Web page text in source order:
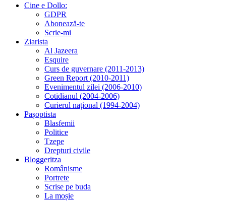
Cine e Dollo:
GDPR
Abonează-te
Scrie-mi
Ziarista
Al Jazeera
Esquire
Curs de guvernare (2011-2013)
Green Report (2010-2011)
Evenimentul zilei (2006-2010)
Cotidianul (2004-2006)
Curierul național (1994-2004)
Pașoptista
Blasfemii
Politice
Tzepe
Drepturi civile
Bloggeritza
Românisme
Portrete
Scrise pe buda
La moșie